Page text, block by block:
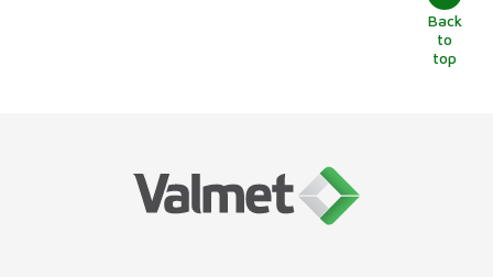
Back
to
top